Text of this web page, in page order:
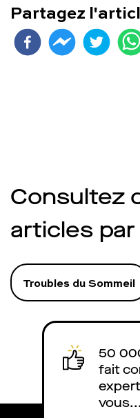
Partagez
Consultez
articles
Troubles du Sommeil
50
fait
vous...